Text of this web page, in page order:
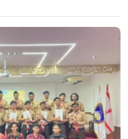
khidmat dan resmi di Aula
dibuka oleh Kak Yulius
Daerah Sumatera Barat yang
Barat, Kak Audy Joinaldy.
pentingnya Gerakan